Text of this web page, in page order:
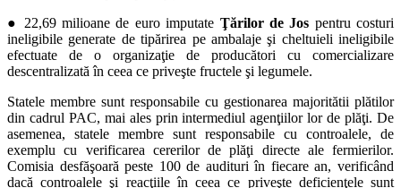
● 22,69 milioane de euro imputate Ţărilor de Jos pentru costuri
ineligibile generate de tipărirea pe ambalaje şi cheltuieli ineligibile
efectuate de o organizaţie de producători cu comercializare
descentralizată în ceea ce priveşte fructele şi legumele.
Statele membre sunt responsabile cu gestionarea majoritătii plătilor
din cadrul PAC, mai ales prin intermediul agenţiilor lor de plăţi. De
asemenea, statele membre sunt responsabile cu controalele, de
exemplu cu verificarea cererilor de plăţi directe ale fermierilor.
Comisia desfăşoară peste 100 de audituri în fiecare an, verificând
dacă controalele şi reacţiile în ceea ce priveşte deficienţele sunt